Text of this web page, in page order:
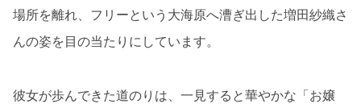
場所を離れ、フリーという大海原へ漕ぎ出した増田紗織さ
んの姿を目の当たりにしています。
彼女が歩んできた道のりは、一見すると華やかな「お嬢